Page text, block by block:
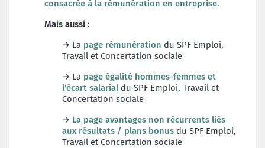
consacrée à la rémunération en entreprise.
Mais aussi :
→ La page rémunération du SPF Emploi,
Travail et Concertation sociale
→ La page égalité hommes-femmes et
l'écart salarial du SPF Emploi, Travail et
Concertation sociale
→ La page avantages non récurrents liés
aux résultats / plans bonus du SPF Emploi,
Travail et Concertation sociale